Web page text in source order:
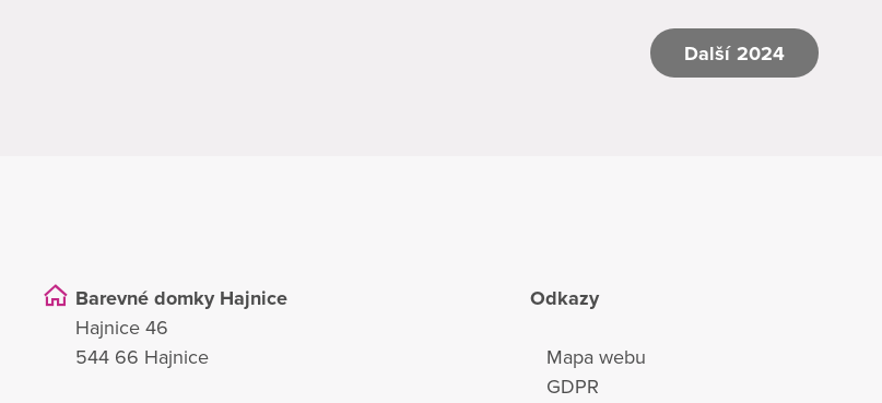
Další 2024
Barevné domky Hajnice
Hajnice 46
544 66 Hajnice
Odkazy
Mapa webu
GDPR